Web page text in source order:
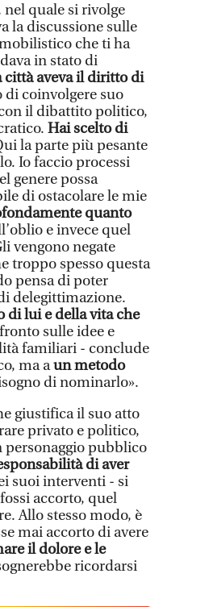
nel quale si rivolge
la discussione sulle
che ti ha
in stato di
città aveva il diritto di
di coinvolgere suo
il dibattito politico,
Hai scelto di
la parte più pesante
Io faccio processi
genere possa
di ostacolare le mie
quanto
e invece quel
vengono negate
troppo spesso questa
pensa di poter
delegittimazione.
di lui e della vita che
sulle idee e
familiari - conclude
ma aun metodo
di nominarlo».
giustifica il suo atto
privato e politico,
personaggio pubblico
di aver
suoi interventi - si
accorto, quel
Allo stesso modo, è
mai accorto di avere
il dolore e le
ricordarsi